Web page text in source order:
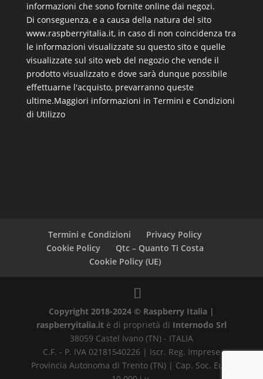
informazioni che sono fornite online dai negozi.
Di conseguenza, e a causa della natura del sito
www.raspberryitalia.it, in caso di non coincidenza tra
le informazioni visualizzate su questo sito e quelle
visualizzate sul sito web del negozio che vende il
prodotto visualizzato e dove sarà dunque possibile
effettuarne l'acquisto, prevarranno queste
ultime.Maggiori informazioni in Termini e Condizioni
di Utilizzo
Termini e Condizioni
Privacy Policy
Cookie Policy
Qtc – Quanto Ti Costa
Cookie Policy (UE)
Copyright 2018-2024 © Raspberry Italia |
raspberryitalia.itè di proprietà di Internodo Srl
38059 Castel Ivano (TN) - ITALIA
C.F. - P. IVA 02181540226 | Iscr. Reg. Imprese
Provincia Autonoma di Trento (TN) | Cap. Soc. Euro